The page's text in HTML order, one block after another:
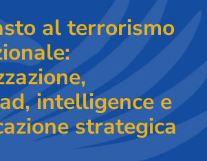
al terrorismo
intelligence e
strategica